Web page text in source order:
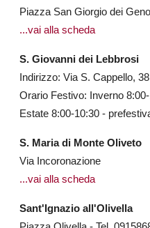
Piazza San Giorgio dei
...vai alla scheda
S. Giovanni dei Lebbrosi
Indirizzo: Via S. Cappello,
Orario Festivo: Inverno
Estate 8:00-10:30 -
S. Maria di Monte Oliveto
Via Incoronazione
...vai alla scheda
Sant'Ignazio all'Olivella